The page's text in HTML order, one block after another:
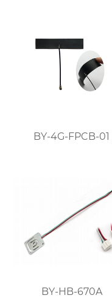
BY-4G-FPCB-01
BY-HB-670A